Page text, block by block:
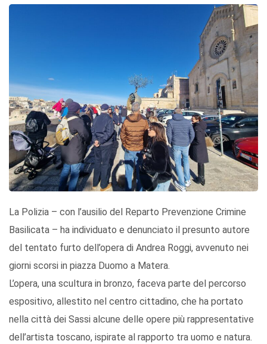
La Polizia – con l’ausilio del Reparto Prevenzione Crimine
Basilicata – ha individuato e denunciato il presunto autore
del tentato furto dell’opera di Andrea Roggi, avvenuto nei
giorni scorsi in piazza Duomo a Matera.
L’opera, una scultura in bronzo, faceva parte del percorso
espositivo, allestito nel centro cittadino, che ha portato
nella città dei Sassi alcune delle opere più rappresentative
dell’artista toscano, ispirate al rapporto tra uomo e natura.